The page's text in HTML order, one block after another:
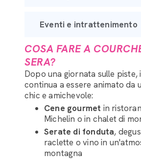
Eventi e intrattenimento
COSA FARE A
SERA?
Dopo una giornata sulle piste,
continua a essere animato da
chic e amichevole:
Cene gourmet in
Michelin o in chalet di
Serate di fonduta,
raclette o vino in
montagna